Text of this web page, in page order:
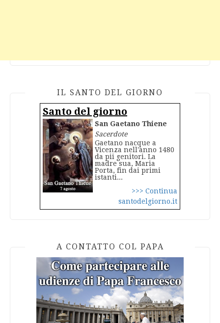
IL SANTO DEL GIORNO
Santo del giorno
San Gaetano Thiene
Sacerdote
Gaetano nacque a
Vicenza nell'anno 1480
da pii genitori. La
madre sua, Maria
Porta, fin dai primi
istanti...
>>> Continua
santodelgiorno.it
A CONTATTO COL PAPA